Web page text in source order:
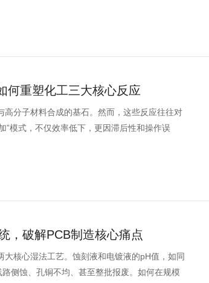
何重塑化工三大核心反应
分子材料合成的基石。然而，这些反应往往对
”模式，不仅效率低下，更因滞后性和操作误
，破解PCB制造核心痛点
核心湿法工艺。蚀刻液和电镀液的pH值，如同
侧蚀、孔铜不均、甚至整批报废。如何在规模